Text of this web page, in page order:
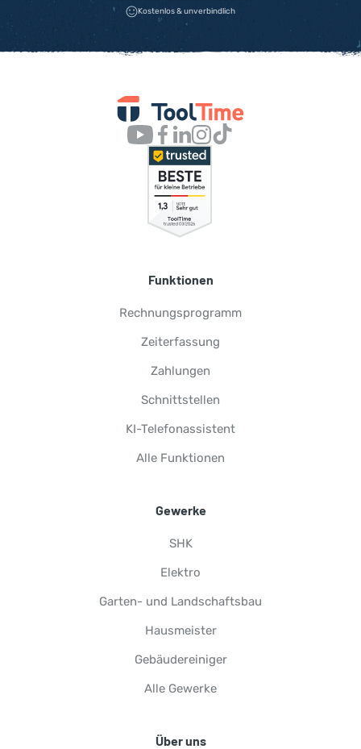
Kostenlos & unverbindlich
Funktionen
Rechnungsprogramm
Zeiterfassung
Zahlungen
Schnittstellen
KI-Telefonassistent
Alle Funktionen
Gewerke
SHK
Elektro
Garten- und Landschaftsbau
Hausmeister
Gebäudereiniger
Alle Gewerke
Über uns